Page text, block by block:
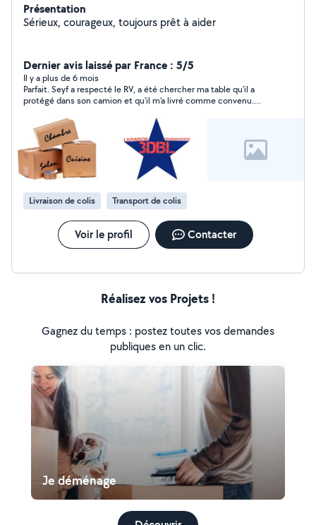
Présentation
Sérieux, courageux, toujours prêt à aider
Dernier avis laissé par France : 5/5
Il y a plus de 6 mois
Parfait. Seyf a respecté le RV, a été chercher ma table qu'il a
protégé dans son camion et qu'il m'a livré comme convenu.
Livraison de colis Transport de colis
Voir le profil Contacter
Réalisez vos Projets !
Gagnez du temps : postez toutes vos demandes
publiques en un clic.
Je déménage